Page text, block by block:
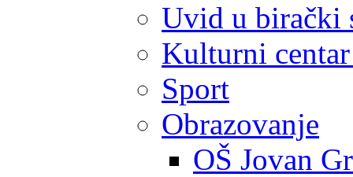
Uvid u birački
Kulturni
Sport
Obrazovanje
OŠ Jovan